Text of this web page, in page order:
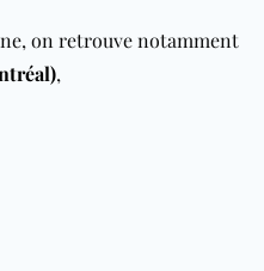
on retrouve notamment
,